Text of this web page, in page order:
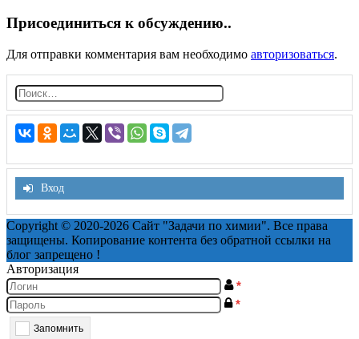
Присоединиться к обсуждению..
Для отправки комментария вам необходимо авторизоваться.
Н
а
й
т
и:
Вход
Copyright © 2020-2026 Сайт "Задачи по химии". Все права
защищены. Копирование контента без обратной ссылки на
блог запрещено !
Авторизация
*
*
Запомнить